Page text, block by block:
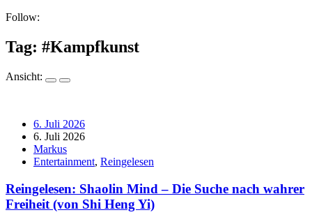
Follow:
Tag: #Kampfkunst
Ansicht:
6. Juli 2026
6. Juli 2026
Markus
Entertainment, Reingelesen
Reingelesen: Shaolin Mind – Die Suche nach wahrer
Freiheit (von Shi Heng Yi)